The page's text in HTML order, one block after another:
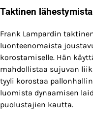
Taktinen
Frank Lampardin
luonteenomaista
korostamiselle. Hän
mahdollistaa sujuvan
tyyli korostaa
luomista dynaamisen
puolustajien kautta.